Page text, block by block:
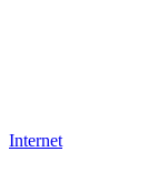
Internet